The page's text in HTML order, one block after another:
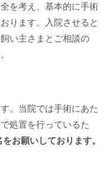
を考え、基本的に手術
ります。入院させると
い主さまとご相談の
。当院では手術にあた
処置を行っているた
お願いしております。